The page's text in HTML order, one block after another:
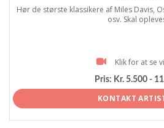
Hør de største klassikere af Miles Davis,
osv. Skal
Klik for at se
Pris: Kr. 5.500 -
KONTAKT